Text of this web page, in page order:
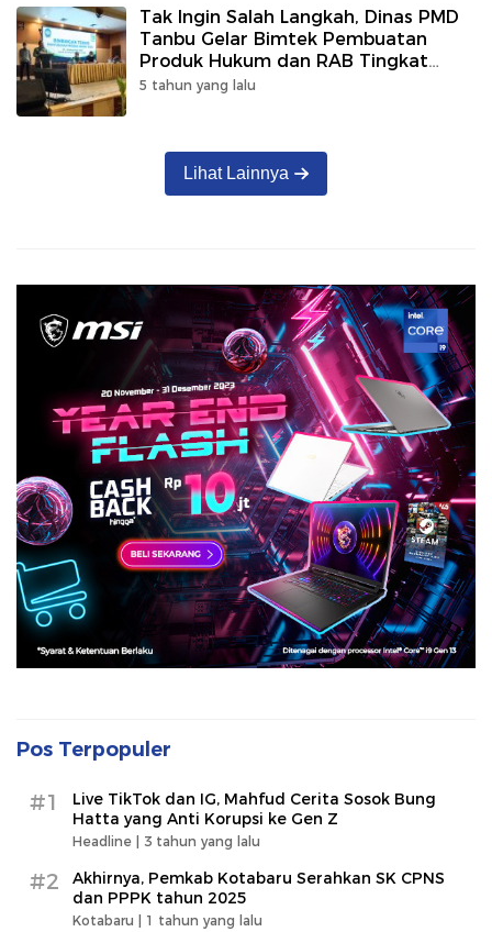
Tak Ingin Salah Langkah, Dinas PMD
Tanbu Gelar Bimtek Pembuatan
Produk Hukum dan RAB Tingkat
Desa
5 tahun yang lalu
Lihat Lainnya
Pos Terpopuler
#1
Live TikTok dan IG, Mahfud Cerita Sosok Bung
Hatta yang Anti Korupsi ke Gen Z
Headline | 3 tahun yang lalu
#2
Akhirnya, Pemkab Kotabaru Serahkan SK CPNS
dan PPPK tahun 2025
Kotabaru | 1 tahun yang lalu